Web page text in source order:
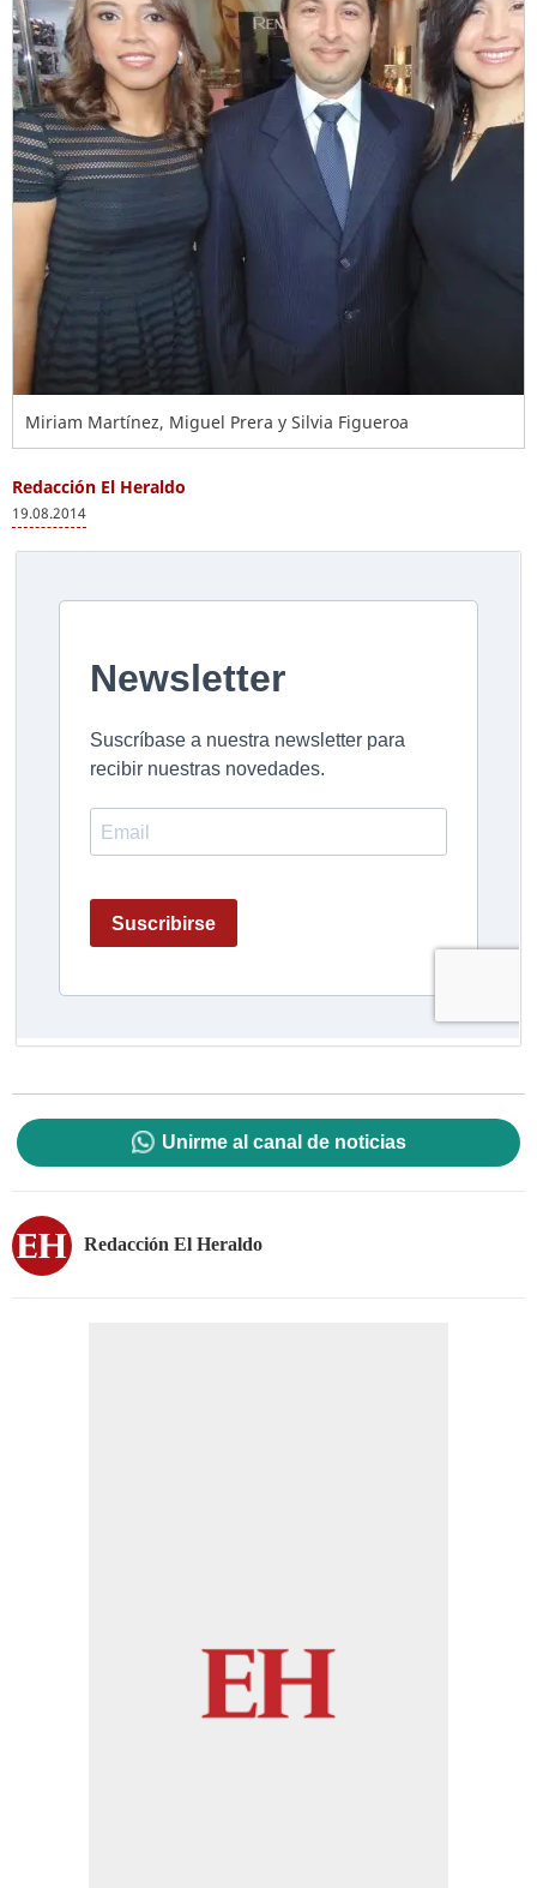
Miriam Martínez, Miguel Prera y Silvia Figueroa
Redacción El Heraldo
19.08.2014
Unirme al canal de noticias
Redacción El Heraldo